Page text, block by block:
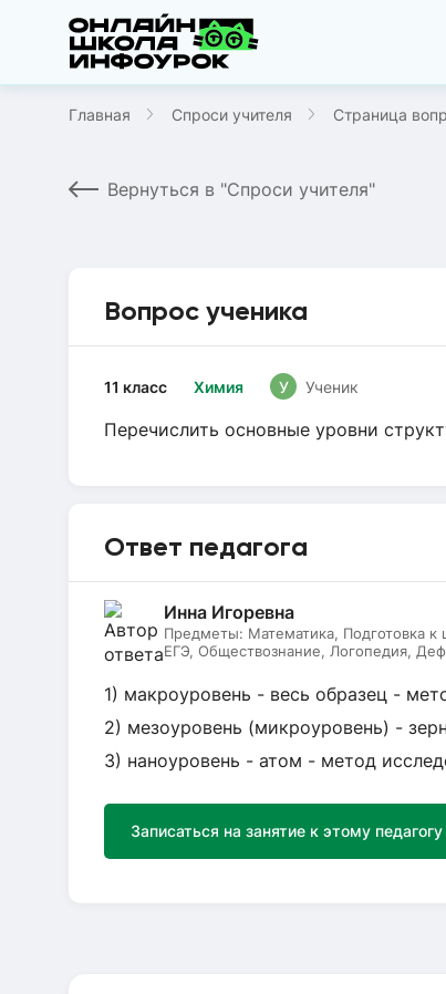
Главная Спроси учителя Страница
Вернуться в "Спроси учителя"
Вопрос ученика
Химия
11 класс У Ученик
Перечислить основные уровни
Ответ педагога
Инна Игоревна
Предметы: Математика, Подготовка
ЕГЭ, Обществознание, Логопедия,
1) макроуровень - весь образец -
2) мезоуровень (микроуровень) -
3) наноуровень - атом - метод
Записаться на занятие к этому педагогу